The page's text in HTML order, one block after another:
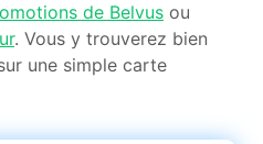
de Belvus ou
. Vous y trouverez bien
une simple carte